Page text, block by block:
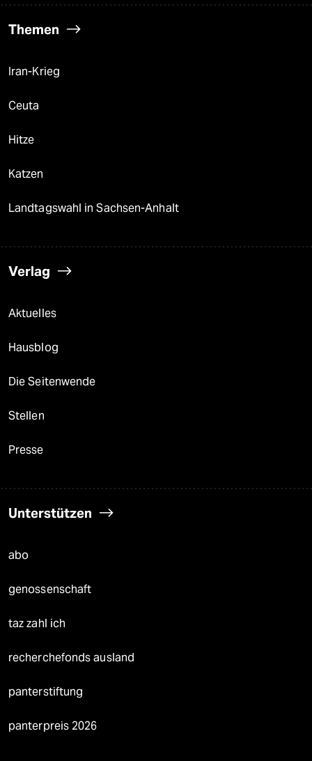
Themen
Iran-Krieg
Ceuta
Hitze
Katzen
Landtagswahl in Sachsen-Anhalt
Verlag
Aktuelles
Hausblog
Die Seitenwende
Stellen
Presse
Unterstützen
abo
genossenschaft
taz zahl ich
recherchefonds ausland
panterstiftung
panterpreis 2026